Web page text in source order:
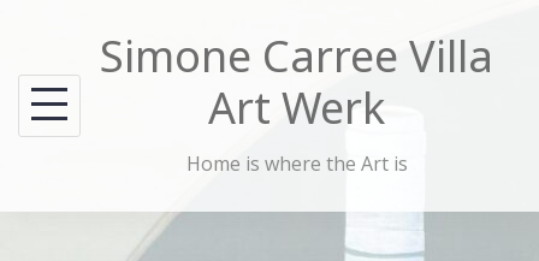
content
Simone Carree Villa
Art Werk
Home is where the Art is